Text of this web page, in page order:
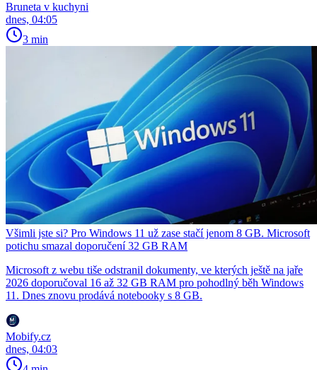
Bruneta v kuchyni
dnes, 04:05
3 min
Všimli jste si? Pro Windows 11 už zase stačí jenom 8 GB. Microsoft
potichu smazal doporučení 32 GB RAM
Microsoft z webu tiše odstranil dokumenty, ve kterých ještě na jaře
2026 doporučoval 16 až 32 GB RAM pro pohodlný běh Windows
11. Dnes znovu prodává notebooky s 8 GB.
Mobify.cz
dnes, 04:03